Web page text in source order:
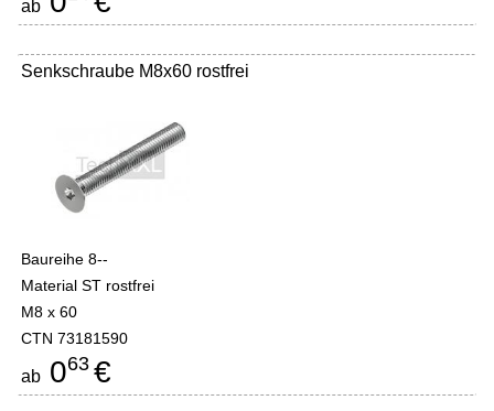
ab
Senkschraube M8x60 rostfrei
Baureihe 8--
Material ST rostfrei
M8 x 60
CTN 73181590
ab 063 €